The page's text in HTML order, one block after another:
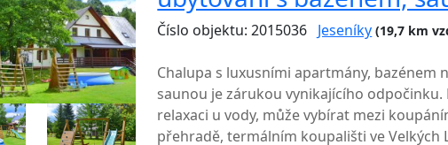
Číslo objektu: 2015036 Jeseníky (19,7 km
Chalupa s luxusními apartmány, bazénem
saunou je zárukou vynikajícího
relaxaci u vody, může vybírat mezi
přehradě, termálním koupališti ve Velkých